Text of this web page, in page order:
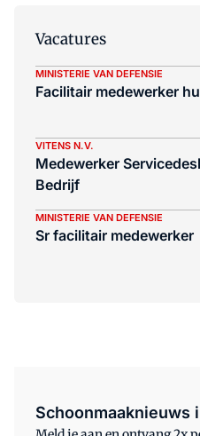
Vacatures
MINISTERIE VAN DEFENSIE
Facilitair medewerker
VITENS N.V.
Medewerker
Bedrijf
MINISTERIE VAN DEFENSIE
Sr facilitair medewerker
Schoonmaaknieuws